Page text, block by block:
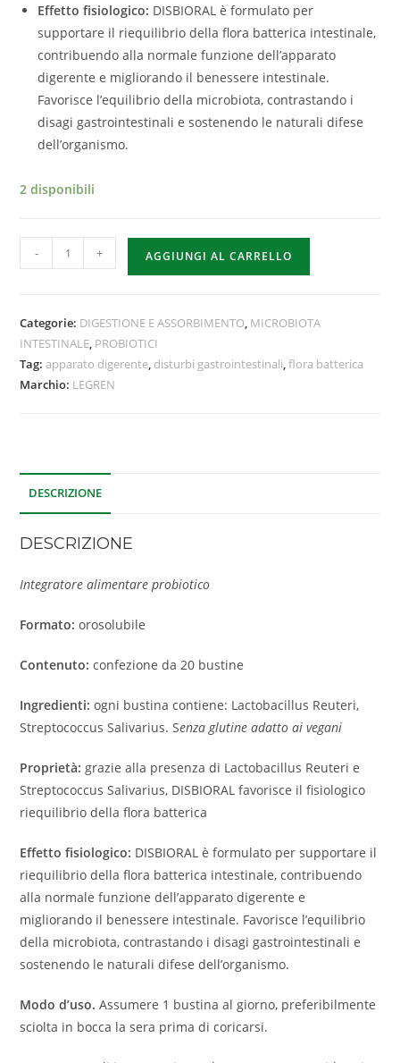
Effetto fisiologico: DISBIORAL è formulato per
supportare il riequilibrio della flora batterica intestinale,
contribuendo alla normale funzione dell’apparato
digerente e migliorando il benessere intestinale.
Favorisce l’equilibrio della microbiota, contrastando i
disagi gastrointestinali e sostenendo le naturali difese
dell’organismo.
2 disponibili
- + AGGIUNGI AL CARRELLO
Categorie: DIGESTIONE E ASSORBIMENTO, MICROBIOTA
INTESTINALE, PROBIOTICI
Tag:apparato digerente, disturbi gastrointestinali,flora batterica
Marchio: LEGREN
DESCRIZIONE
DESCRIZIONE
Integratore alimentare probiotico
Formato:orosolubile
Contenuto:confezione da 20 bustine
Ingredienti: ogni bustina contiene: Lactobacillus Reuteri,
Streptococcus Salivarius. Senza glutine adatto ai vegani
Proprietà:grazie alla presenza di Lactobacillus Reuteri e
Streptococcus Salivarius, DISBIORAL favorisce il fisiologico
riequilibrio della flora batterica
Effetto fisiologico: DISBIORAL è formulato per supportare il
riequilibrio della flora batterica intestinale, contribuendo
alla normale funzione dell’apparato digerente e
migliorando il benessere intestinale. Favorisce l’equilibrio
della microbiota, contrastando i disagi gastrointestinali e
sostenendo le naturali difese dell’organismo.
Modo d’uso.Assumere 1 bustina al giorno, preferibilmente
sciolta in bocca la sera prima di coricarsi.